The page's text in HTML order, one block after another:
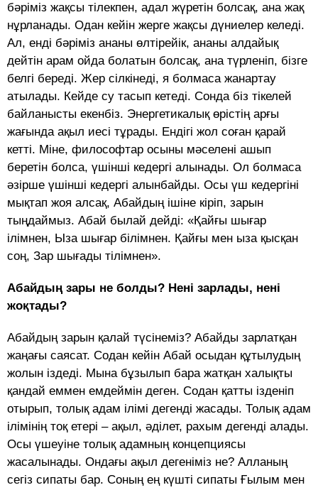
бәріміз жақсы тілекпен, адал жүретін болсақ, ана жақ
нұрланады. Одан кейін жерге жақсы дүниелер келеді.
Ал, енді бәріміз ананы өлтірейік, ананы алдайық
дейтін арам ойда болатын болсақ, ана түрленіп, бізге
белгі береді. Жер сілкінеді, я болмаса жанартау
атылады. Кейде су тасып кетеді. Сонда біз тікелей
байланысты екенбіз. Энергетикалық өрістің арғы
жағында ақыл иесі тұрады. Ендігі жол соған қарай
кетті. Міне, философтар осыны мәселені ашып
беретін болса, үшінші кедергі алынады. Ол болмаса
әзірше үшінші кедергі алынбайды. Осы үш кедергіні
мықтап жоя алсақ, Абайдың ішіне кіріп, зарын
тыңдаймыз. Абай былай дейді: «Қайғы шығар
ілімнен, Ыза шығар білімнен. Қайғы мен ыза қысқан
соң, Зар шығады тілімнен».
Абайдың зары не болды? Нені зарлады, нені
жоқтады?
Абайдың зарын қалай түсінеміз? Абайды зарлатқан
жаңағы саясат. Содан кейін Абай осыдан құтылудың
жолын іздеді. Мына бұзылып бара жатқан халықты
қандай еммен емдеймін деген. Содан қатты ізденіп
отырып, толық адам ілімі дегенді жасады. Толық адам
ілімінің тоқ етері – ақыл, әділет, рахым дегенді алады.
Осы үшеуіне толық адамның концепциясы
жасалынады. Ондағы ақыл дегеніміз не? Алланың
сегіз сипаты бар. Соның ең күшті сипаты Ғылым мен